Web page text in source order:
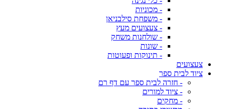
- מכוניות
- משפחת סילבניאן
- צעצועים מעץ
- שולחנות משחק
- שונות
- תינוקות ופעוטות
צעצועים
ציוד לבית ספר
- חזרה לבית ספר עם דף רם
- ציוד למורים
- מחקים